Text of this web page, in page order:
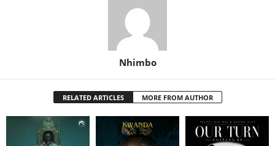
Nhimbo
RELATED ARTICLES MORE FROM AUTHOR